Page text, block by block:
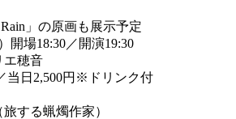
」の原画も展示予定
開場18:30／開演19:30
エ穂音
当日2,500円※ドリンク付
する蝋燭作家）